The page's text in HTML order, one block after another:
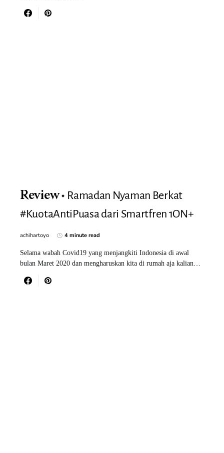
Review
Ramadan Nyaman Berkat
#KuotaAntiPuasa dari Smartfren 1ON+
achihartoyo 4 minute read
Selama wabah Covid19 yang menjangkiti Indonesia di awal
bulan Maret 2020 dan mengharuskan kita di rumah aja kalian…